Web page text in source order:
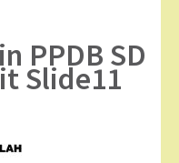
PPDB SD
Slide11